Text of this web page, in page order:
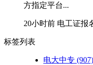
方指定平台...
20小时前 电工证报
标签列表
电大中专 (907)